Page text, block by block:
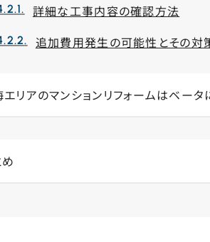
詳細な工事内容の確認方法
追加費用発生の可能性とその対
リアのマンションリフォームはベータ